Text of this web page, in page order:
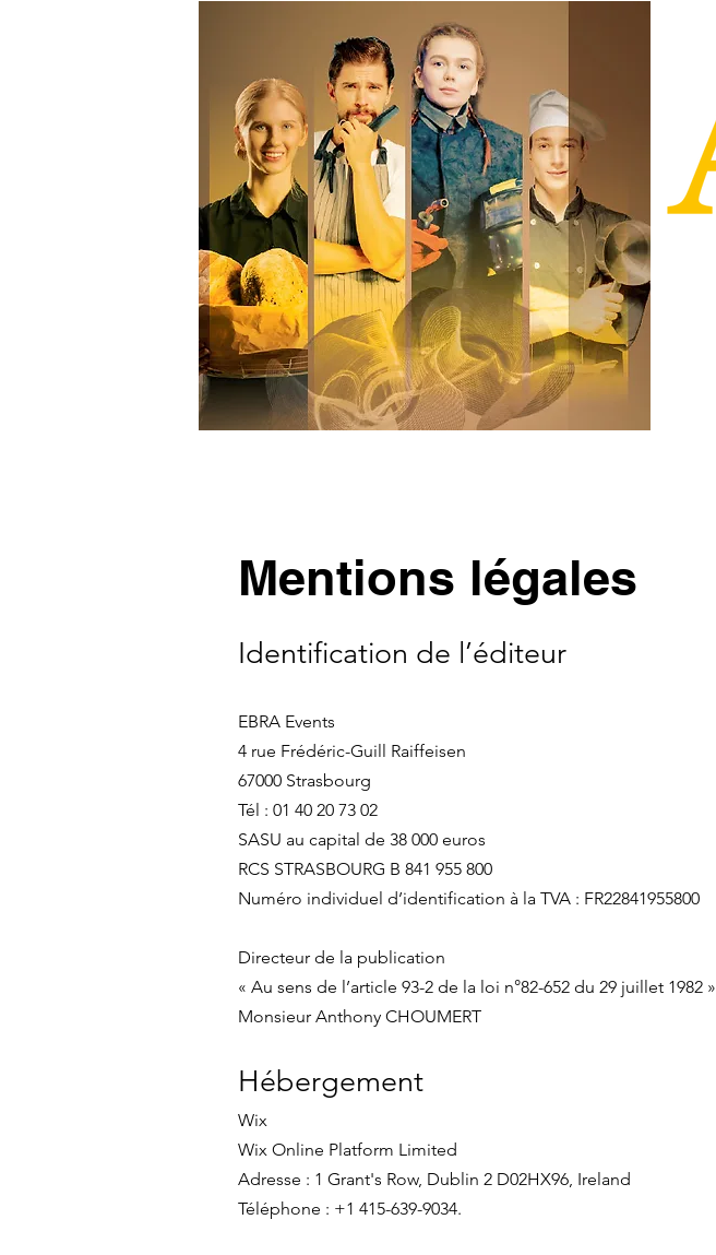
Mentions légales
Identification de l’éditeur
EBRA Events
4 rue Frédéric-Guill Raiffeisen
67000 Strasbourg
Tél : 01 40 20 73 02
SASU au capital de 38 000 euros
RCS STRASBOURG B 841 955 800
Numéro individuel d’identification à la TVA : FR22841955800
Directeur de la publication
« Au sens de l’article 93-2 de la loi n°82-652 du 29 juillet 1982 »
Monsieur Anthony CHOUMERT
Hébergement
Wix
Wix Online Platform Limited
Adresse : 1 Grant's Row, Dublin 2 D02HX96, Ireland
Téléphone : +1 415-639-9034.